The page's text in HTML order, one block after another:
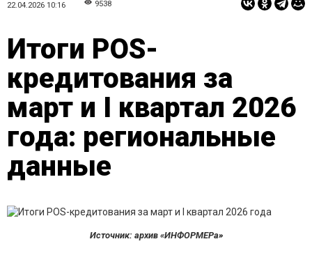
22.04.2026 10:16 9538
Итоги POS-
кредитования за
март и I квартал 2026
года: региональные
данные
Источник: архив «ИНФОРМЕРа»